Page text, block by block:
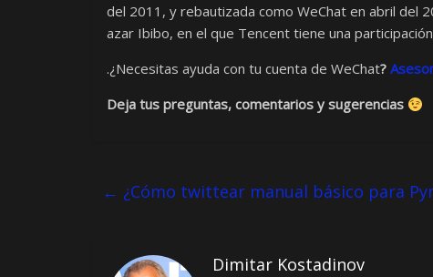
del 2011, y rebautizada como WeChat en abril del
azar Ibibo, en el que Tencent tiene una
.¿Necesitas ayuda con tu cuenta de WeChat?
Deja tus preguntas, comentarios y sugerencias
← ¿Cómo twittear manual básico para
Dimitar Kostadinov